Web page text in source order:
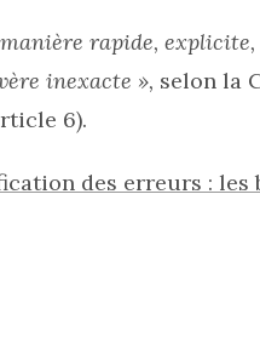
rapide,
inexacte », selon la
6).
des erreurs : les